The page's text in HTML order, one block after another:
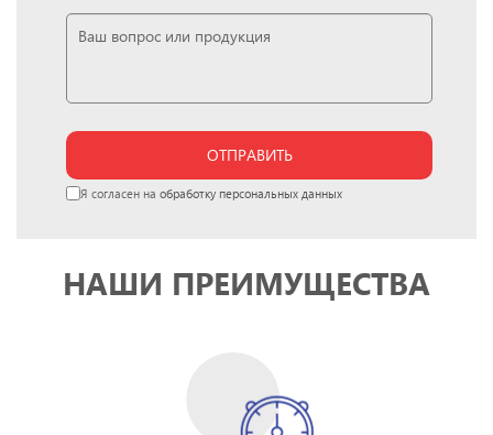
ОТПРАВИТЬ
Я согласен на обработку персональных данных
НАШИ ПРЕИМУЩЕСТВА